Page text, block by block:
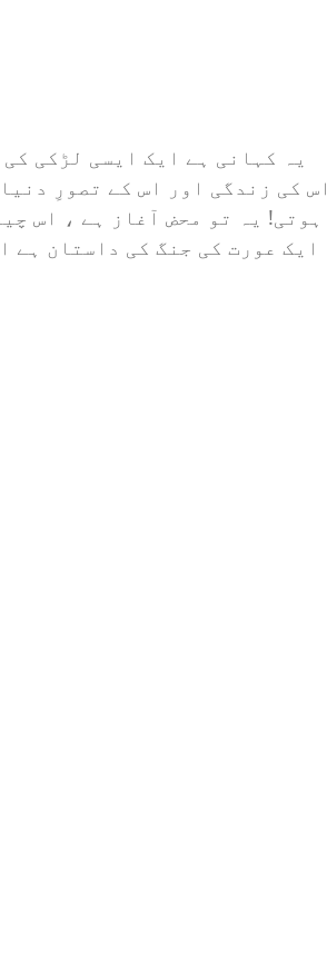
یہ کہانی ہے ایک ایسی لڑکی
اس کی زندگی اور اس کے تصورِ
ہوتی! یہ تو محض آغاز ہے ، اس
ایک عورت کی جنگ کی داستان ہے